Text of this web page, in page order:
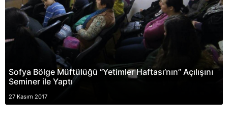
Sofya Bölge Müftülüğü “Yetimler Haftası’nın” Açılışını
Seminer ile Yaptı
27 Kasım 2017